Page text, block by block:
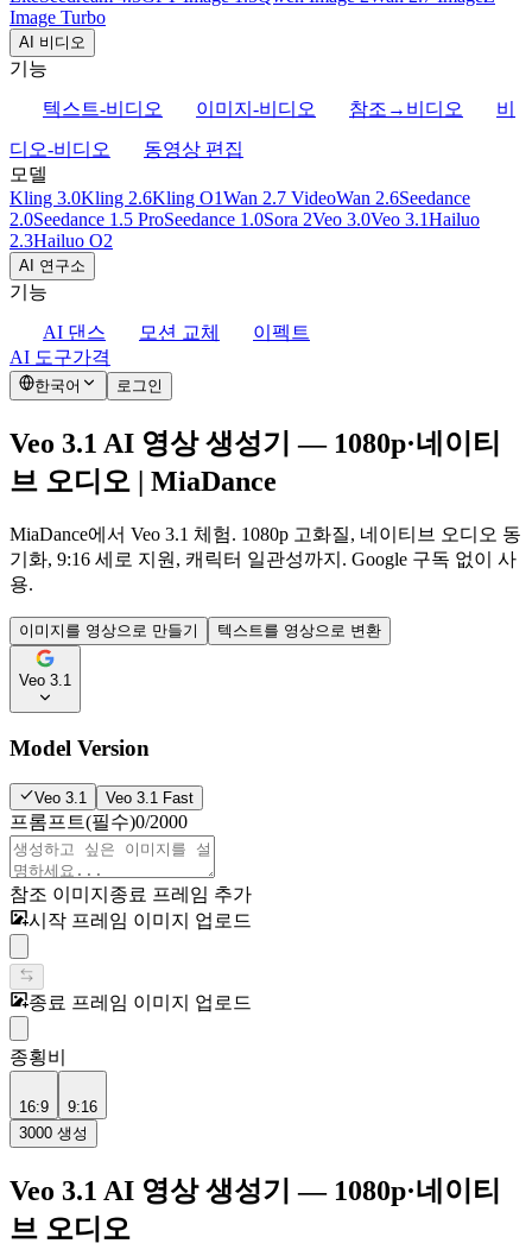
Image Turbo
AI 비디오
기능
텍스트-비디오
이미지-비디오 참조→비디오
비
디오-비디오
동영상 편집
모델
Kling 3.0Kling 2.6Kling O1Wan 2.7 VideoWan 2.6Seedance
2.0Seedance 1.5 ProSeedance 1.0Sora 2Veo 3.0Veo 3.1Hailuo
2.3Hailuo O2
AI 연구소
기능
AI 댄스
모션 교체
이펙트
AI 도구가격
한국어 로그인
Veo 3.1 AI 영상 생성기 — 1080p·네이티
브 오디오 | MiaDance
MiaDance에서 Veo 3.1 체험. 1080p 고화질, 네이티브 오디오 동
기화, 9:16 세로 지원, 캐릭터 일관성까지. Google 구독 없이 사
용.
이미지를 영상으로 만들기 텍스트를 영상으로 변환
Veo 3.1
Model Version
Veo 3.1 Veo 3.1 Fast
프롬프트(필수)0/2000
참조 이미지 종료 프레임 추가
시작 프레임 이미지 업로드
종료 프레임 이미지 업로드
종횡비
16:9
9:16
3000 생성
Veo 3.1 AI 영상 생성기 — 1080p·네이티
브 오디오